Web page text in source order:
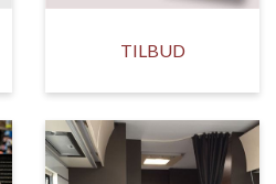
TILBUD